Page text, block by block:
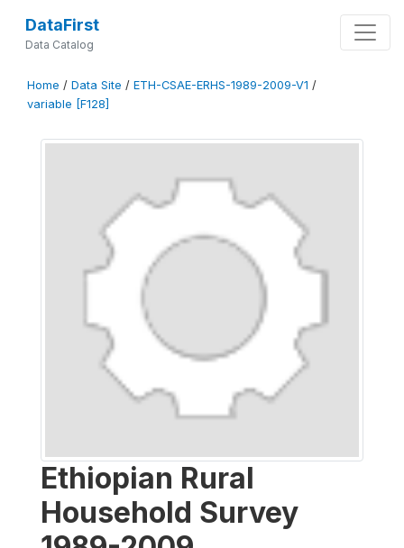
DataFirst
Data Catalog
Home / Data Site / ETH-CSAE-ERHS-1989-2009-V1 /
variable [F128]
Ethiopian Rural
Household Survey